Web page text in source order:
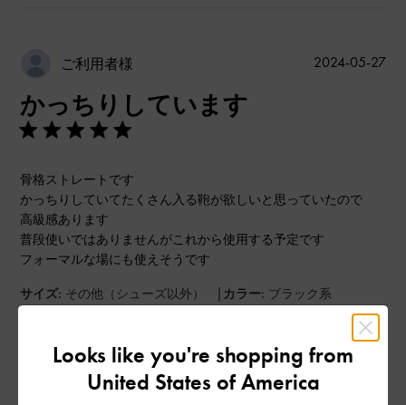
ご利用者様
かっちりしています
骨格ストレートです
かっちりしていてたくさん入る鞄が欲しいと思っていたので
高級感あります
普段使いではありませんがこれから使用する予定です
フォーマルな場にも使えそうです
サイズ: その他（シューズ以外） | カラー: ブラック系
とても良かった
公
2024-05-27
Looks like you're shopping from
United States of America